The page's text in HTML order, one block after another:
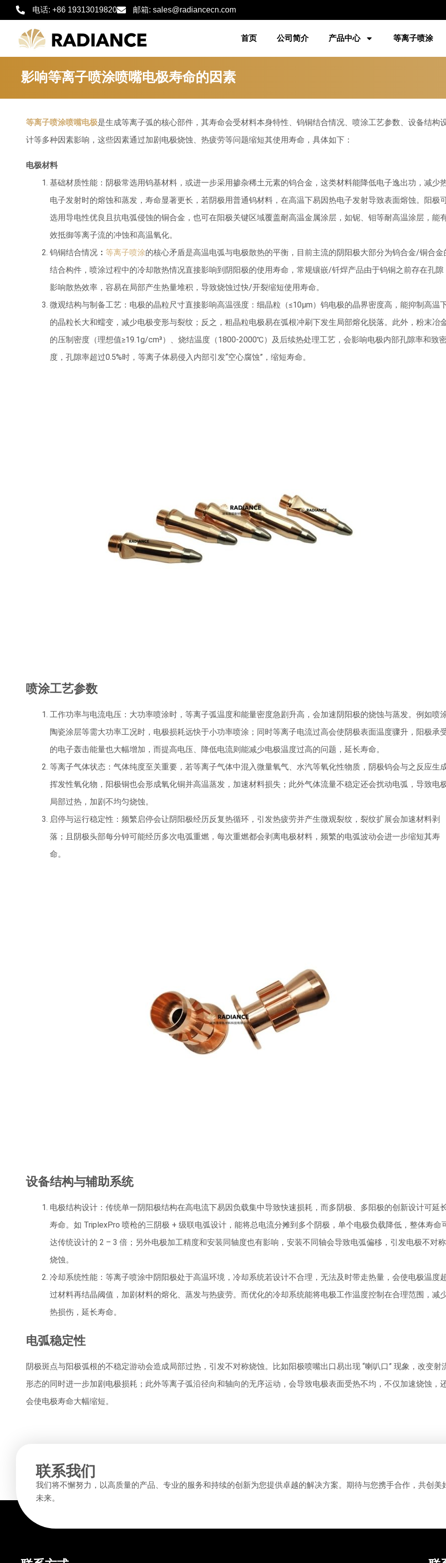
至
电话: +86 19313019820 邮箱: sales@radiancecn.com
首页 公司简介 产品中心 等离子喷涂
影响等离子喷涂喷嘴电极寿命的因素
等离子喷涂喷嘴电极是生成等离子弧的核心部件，其寿命会受材料本身特性、钨铜结合情况、喷涂工艺参数、设备结构
计等多种因素影响，这些因素通过加剧电极烧蚀、热疲劳等问题缩短其使用寿命，具体如下：
电极材料
基础材质性能：阴极常选用钨基材料，或进一步采用掺杂稀土元素的钨合金，这类材料能降低电子逸出功，减少
电子发射时的熔蚀和蒸发，寿命显著更长，若阴极用普通钨材料，在高温下易因热电子发射导致表面熔蚀。阳极
选用导电性优良且抗电弧侵蚀的铜合金，也可在阳极关键区域覆盖耐高温金属涂层，如铌、钼等耐高温涂层，能
效抵御等离子流的冲蚀和高温氧化。
钨铜结合情况 ： 等离子喷涂的核心矛盾是高温电弧与电极散热的平衡，目前主流的阴阳极大部分为钨合金/铜合金
结合构件，喷涂过程中的冷却散热情况直接影响到阴阳极的使用寿命，常规镶嵌/钎焊产品由于钨铜之前存在孔隙
影响散热效率，容易在局部产生热量堆积，导致烧蚀过快/开裂缩短使用寿命。
微观结构与制备工艺：电极的晶粒尺寸直接影响高温强度：细晶粒（≤10μm）钨电极的晶界密度高，能抑制高温
的晶粒长大和蠕变，减少电极变形与裂纹；反之，粗晶粒电极易在弧根冲刷下发生局部熔化脱落。此外，粉末冶
的压制密度（理想值≥19.1g/cm³）、烧结温度（1800-2000℃）及后续热处理工艺，会影响电极内部孔隙率和致
度，孔隙率超过0.5%时，等离子体易侵入内部引发“空心腐蚀”，缩短寿命。
喷涂工艺参数
工作功率与电流电压：大功率喷涂时，等离子弧温度和能量密度急剧升高，会加速阴阳极的烧蚀与蒸发。例如喷
陶瓷涂层等需大功率工况时，电极损耗远快于小功率喷涂；同时等离子电流过高会使阴极表面温度骤升，阳极承
的电子轰击能量也大幅增加，而提高电压、降低电流则能减少电极温度过高的问题，延长寿命。
等离子气体状态：气体纯度至关重要，若等离子气体中混入微量氧气、水汽等氧化性物质，阴极钨会与之反应生
挥发性氧化物，阳极铜也会形成氧化铜并高温蒸发，加速材料损失；此外气体流量不稳定还会扰动电弧，导致电
局部过热，加剧不均匀烧蚀。
启停与运行稳定性：频繁启停会让阴阳极经历反复热循环，引发热疲劳并产生微观裂纹，裂纹扩展会加速材料剥
落；且阴极头部每分钟可能经历多次电弧重燃，每次重燃都会剥离电极材料，频繁的电弧波动会进一步缩短其寿
命。
设备结构与辅助系统
电极结构设计：传统单一阴阳极结构在高电流下易因负载集中导致快速损耗，而多阴极、多阳极的创新设计可延
寿命。如 TriplexPro 喷枪的三阴极 + 级联电弧设计，能将总电流分摊到多个阴极，单个电极负载降低，整体寿命
达传统设计的 2 – 3 倍；另外电极加工精度和安装同轴度也有影响，安装不同轴会导致电弧偏移，引发电极不对称
烧蚀。
冷却系统性能：等离子喷涂中阴阳极处于高温环境，冷却系统若设计不合理，无法及时带走热量，会使电极温度
过材料再结晶阈值，加剧材料的熔化、蒸发与热疲劳。而优化的冷却系统能将电极工作温度控制在合理范围，减
热损伤，延长寿命。
电弧稳定性
阴极斑点与阳极弧根的不稳定游动会造成局部过热，引发不对称烧蚀。比如阳极喷嘴出口易出现 “喇叭口” 现象，改变射
形态的同时进一步加剧电极损耗；此外等离子弧沿径向和轴向的无序运动，会导致电极表面受热不均，不仅加速烧蚀，
会使电极寿命大幅缩短。
联系我们
我们将不懈努力，以高质量的产品、专业的服务和持续的创新为您提供卓越的解决方案。期待与您携手合作，共创美
未来。